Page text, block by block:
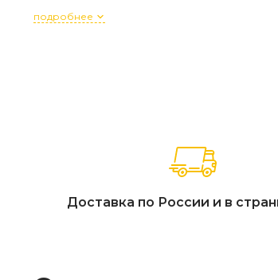
Кресла и диван идут в комплекте с
подробнее
Доставка по России и в